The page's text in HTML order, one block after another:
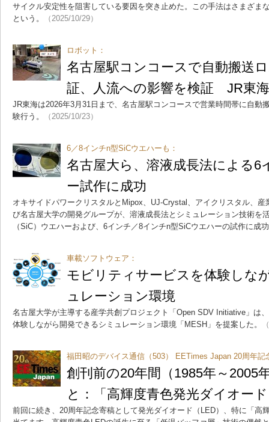
サイクル安定性を阻害している要因を突き止めた。この手法はさまざま
という。
（2025/10/29）
ロボット：
名古屋駅コンコースで自動搬送
証、人流への影響を検証 JR東海
JR東海は2026年3月31日まで、名古屋駅コンコースで営業時間帯に自動
験行う。
（2025/10/23）
6／8インチn型SiCウエハーも：
名古屋大ら、溶液成長法による6
ー試作に成功
オキサイドパワークリスタルとMipox、UJ-Crystal、アイクリスタル、
び名古屋大学の開発グループが、溶液成長法とシミュレーション技術を
（SiC）ウエハーおよび、6インチ／8インチn型SiCウエハーの試作に成
車載ソフトウェア：
モビリティサービスを体験しな
ュレーション環境
名古屋大学が主導する産学共創プロジェクト「Open SDV Initiative」は
体験しながら開発できるシミュレーション環境「MESH」を提案した。
福田昭のデバイス通信（503） EETimes Japan 20周年記
創刊前の20年間（1985年～2005
と：「高輝度青色発光ダイオー
前回に続き、20周年記念寄稿として発光ダイオード（LED）、特に「高